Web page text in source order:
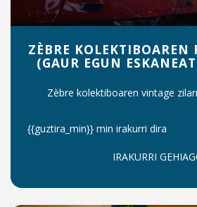
ZÈBRE KOLEKTIBOAREN
(GAUR EGUN
Zèbre kolektiboaren vintage
{{guztira_min}} min irakurri dira
IRAKURRI